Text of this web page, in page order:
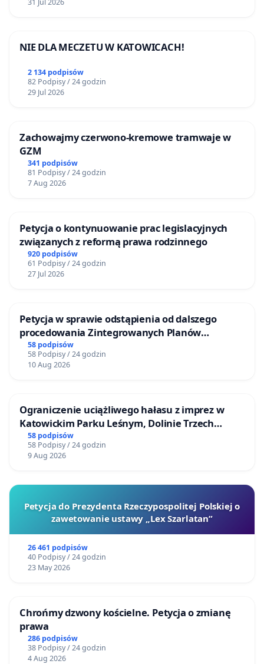
NIE DLA MECZETU W KATOWICACH!
2 134 podpisów
82 Podpisy / 24 godzin
29 Jul 2026
Zachowajmy czerwono-kremowe tramwaje w
GZM
341 podpisów
81 Podpisy / 24 godzin
7 Aug 2026
Petycja o kontynuowanie prac legislacyjnych
związanych z reformą prawa rodzinnego
920 podpisów
61 Podpisy / 24 godzin
27 Jul 2026
Petycja w sprawie odstąpienia od dalszego
procedowania Zintegrowanych Planów
Inwestycyjnych „Myślenice – Barnasiówka” oraz
„Myślenice – Bukówka”
58 podpisów
58 Podpisy / 24 godzin
10 Aug 2026
Ograniczenie uciążliwego hałasu z imprez w
Katowickim Parku Leśnym, Dolinie Trzech
Stawów i na Lotnisku Muchowiec
58 podpisów
58 Podpisy / 24 godzin
9 Aug 2026
Petycja do Prezydenta Rzeczypospolitej Polskiej o
zawetowanie ustawy „Lex Szarlatan”
26 461 podpisów
40 Podpisy / 24 godzin
23 May 2026
Chrońmy dzwony kościelne. Petycja o zmianę
prawa
286 podpisów
38 Podpisy / 24 godzin
4 Aug 2026